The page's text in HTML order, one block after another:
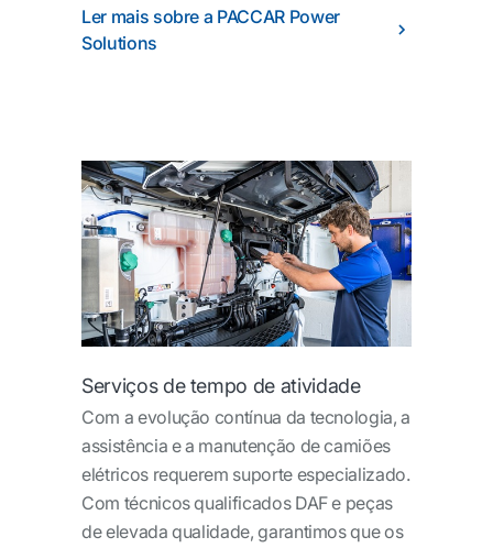
Ler mais sobre a PACCAR Power
Solutions
Serviços de tempo de atividade
Com a evolução contínua da tecnologia, a
assistência e a manutenção de camiões
elétricos requerem suporte especializado.
Com técnicos qualificados DAF e peças
de elevada qualidade, garantimos que os